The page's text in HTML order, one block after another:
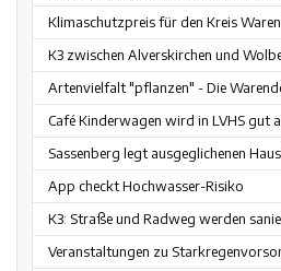
Klimaschutzpreis für den Kreis
K3 zwischen Alverskirchen und
Artenvielfalt "pflanzen" - Die
Café Kinderwagen wird in LVHS gut
Sassenberg legt ausgeglichenen
App checkt Hochwasser-Risiko
K3: Straße und Radweg werden
Veranstaltungen zu